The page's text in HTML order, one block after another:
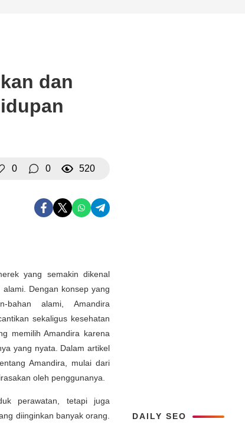
dan
0 0 520
yang semakin dikenal
Dengan konsep yang
bahan alami, Amandira
sekaligus kesehatan
memilih Amandira karena
yang nyata. Dalam artikel
Amandira, mulai dari
oleh penggunanya.
perawatan, tetapi juga
diinginkan banyak orang.
DAILY SEO